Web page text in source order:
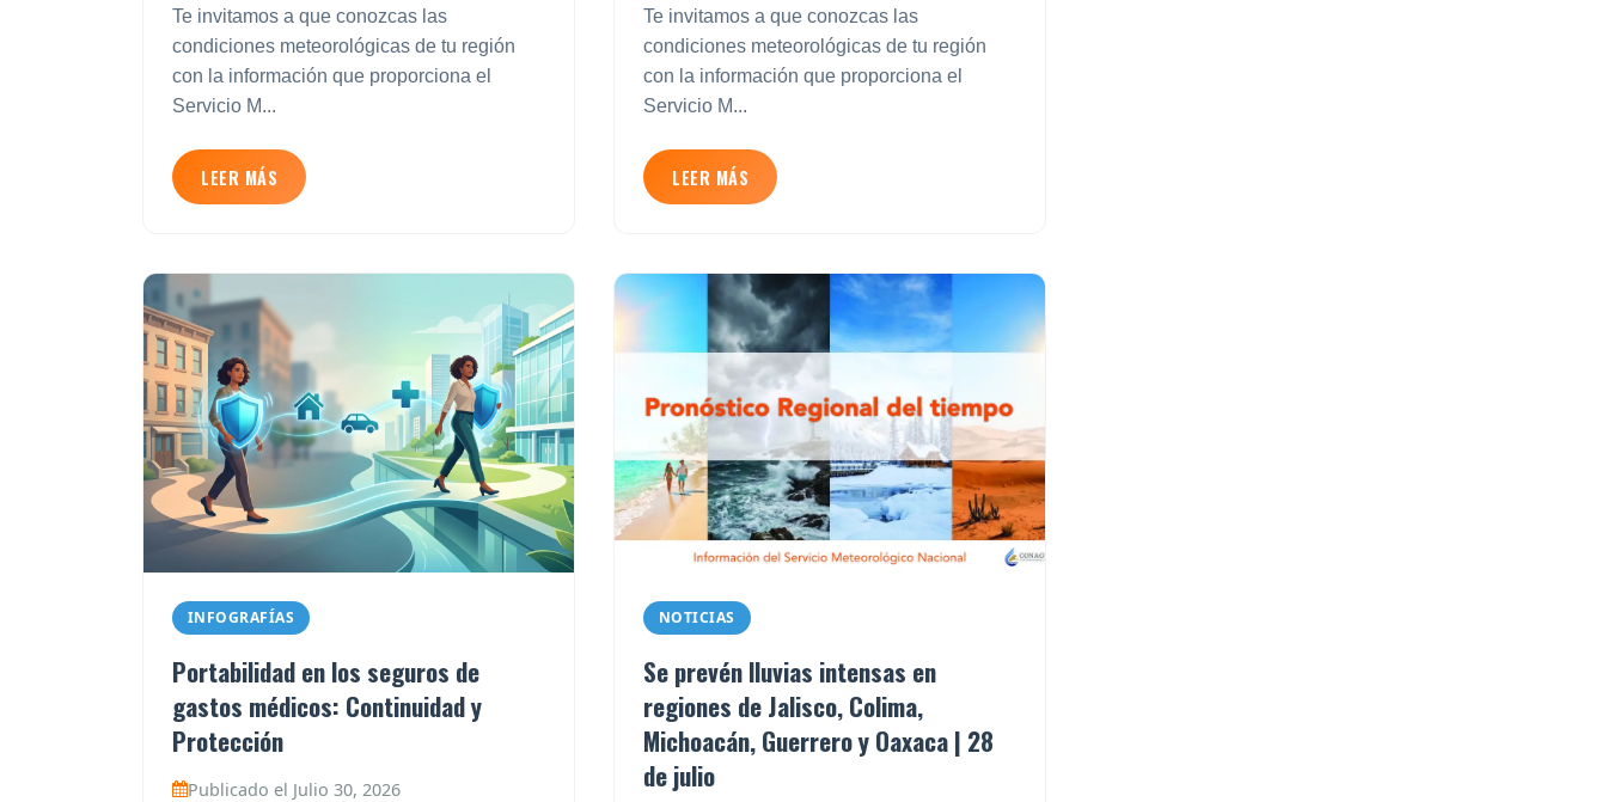
Te invitamos a que conozcas las
condiciones meteorológicas de tu región
con la información que proporciona el
Servicio M...
LEER MÁS
Te invitamos a que conozcas las
condiciones meteorológicas de tu región
con la información que proporciona el
Servicio M...
LEER MÁS
INFOGRAFÍAS
Portabilidad en los seguros de
gastos médicos: Continuidad y
Protección
Publicado el Julio 30, 2026
NOTICIAS
Se prevén lluvias intensas en
regiones de Jalisco, Colima,
Michoacán, Guerrero y Oaxaca | 28
de julio